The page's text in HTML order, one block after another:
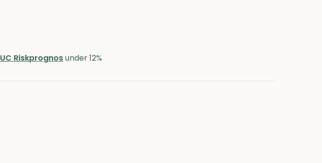
UC Riskprognosunder 12%